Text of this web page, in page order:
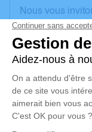
Nous vous
vos
une anecdote
poèmes ou des
d'expression
Françoise
Un service de